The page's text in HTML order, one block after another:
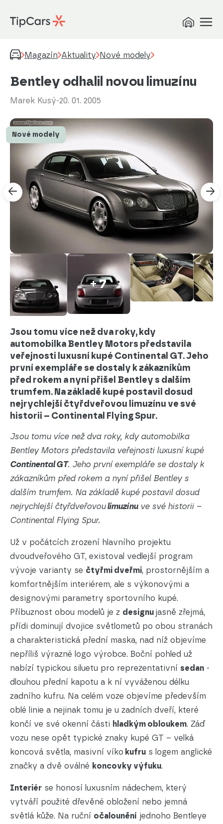
Magazín Aktuality Nové modely
Bentley odhalil novou limuzínu
Marek Kusý-20. 01. 2005
+ 7
Nové modely
Jsou tomu více než dva roky, kdy
automobilka Bentley Motors představila
veřejnosti luxusní kupé Continental GT. Jeho
první exempláře se dostaly k zákazníkům
před rokem a nyní přišel Bentley s dalším
trumfem. Na základě kupé postavil dosud
nejrychlejší čtyřdveřovou limuzínu ve své
historii – Continental Flying Spur.
Jsou tomu více než dva roky, kdy automobilka
Bentley Motors představila veřejnosti luxusní kupé
Continental GT. Jeho první exempláře se dostaly k
zákazníkům před rokem a nyní přišel Bentley s
dalším trumfem. Na základě kupé postavil dosud
nejrychlejší čtyřdveřovoulimuzínuve své historii –
Continental Flying Spur.
Už v počátcích zrození hlavního projektu
dvoudveřového GT, existoval vedlejší program
vývoje varianty se čtyřmi dveřmi, prostornějším a
komfortnějším interiérem, ale s výkonovými a
designovými parametry sportovního kupé.
Příbuznost obou modelů je z designu jasně zřejmá,
přídi dominují dvojice světlometů po obou stranách
a charakteristická přední maska, nad níž objevíme
nepříliš výrazné logo výrobce. Boční pohled už
nabízí typickou siluetu pro reprezentativní sedan -
dlouhou přední kapotu a k ní vyváženou délku
zadního kufru. Na celém voze objevíme především
oblé linie a nejinak tomu je u zadních dveří, které
končí ve své okenní části hladkým obloukem. Záď
vozu nese opět typické znaky kupé GT – velká
koncová světla, masivní víko kufru s logem anglické
značky a dvě oválné koncovky výfuku.
Interiér se honosí luxusním nádechem, který
vytváří použité dřevěné obložení nebo jemná
světlá kůže. Na ruční očalounění jednoho Bentleye